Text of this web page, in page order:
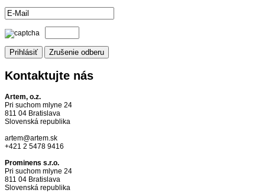
Kontaktujte nás
Artem, o.z.
Pri suchom mlyne 24
811 04 Bratislava
Slovenská republika
artem@artem.sk
+421 2 5478 9416
Prominens s.r.o.
Pri suchom mlyne 24
811 04 Bratislava
Slovenská republika